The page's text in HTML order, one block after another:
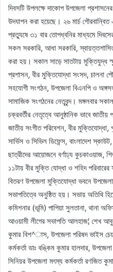
দিবসটি উপলক্ষে দাকোপ উপজেলা প্রশাসনের
উদযাপন করা হয়েছে। ২৬ মার্চ
প্রত্যুষে ৩১ বার তোপধ্বনির মাধ্যমে
সকল সরকারি, আধা সরকারি,
করা হয়। সকাল সাড়ে সাতটায় মুক্তিযুদ্ধ
প্রশাসন, বীর মুক্তিযোদ্ধা সংসদ, চালনা
সহযোগী সংগঠন, উপজেলা বিএনপি ও
সামাজিক সংগঠনের নেতৃবৃন্দ। মঙ্গলবার
চক্রবর্তীর নেতৃত্বে আনুষ্ঠানিক ভাবে
জাতীয় সংগীত পরিবেশন, বীর
সার্ভিস ও সিভিল ডিফেন্স, বাংলাদেশ
ছাত্রীদের আয়োজনে বর্ণাঢ্য কুচকাওয়াজ,
১১টায় বীর মুক্তি যোদ্ধা ও শহিদ
বিতরণ উপজেলা মুক্তিযোদ্ধা ভবনে উপজেলা
সভাপতিত্বে অনুষ্ঠিত হয়। সভায় অতিথি
কমিশনার (ভূমি) পাপিয়া সুলতানা, থানা
আওয়ামী লীগের সভাপতি আলহাজ¦ শেখ
কুমার বিশ^াস, উপজেলা পরিষদ ভাইস
কর্মকর্তা ডাঃ বঙ্কিম কুমার হালদার, উপজেলা
সিনিয়র উপজেলা মৎস্য কর্মকর্তা রণজিত